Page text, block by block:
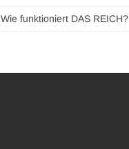
Wie funktioniert DAS REICH?